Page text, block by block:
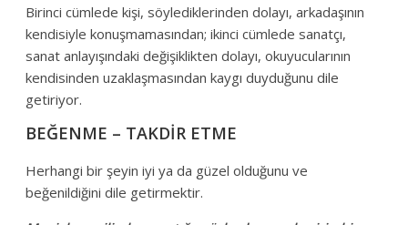
Birinci cümlede kişi, söylediklerinden dolayı, arkadaşının
kendisiyle konuşmamasından; ikinci cümlede sanatçı,
sanat anlayışındaki değişiklikten dolayı, okuyucularının
kendisinden uzaklaşmasından kaygı duyduğunu dile
getiriyor.
BEĞENME – TAKDİR ETME
Herhangi bir şeyin iyi ya da güzel olduğunu ve
beğenildiğini dile getirmektir.